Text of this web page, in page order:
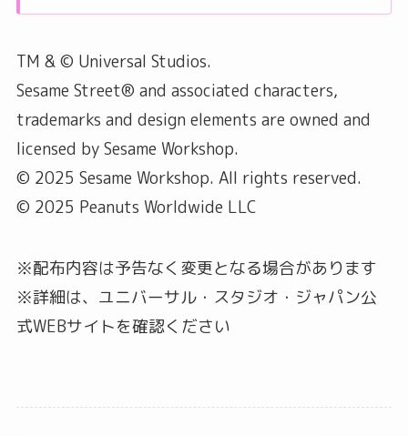
TM & © Universal Studios.
Sesame Street® and associated characters,
trademarks and design elements are owned and
licensed by Sesame Workshop.
© 2025 Sesame Workshop. All rights reserved.
© 2025 Peanuts Worldwide LLC
※配布内容は予告なく変更となる場合があります
※詳細は、ユニバーサル・スタジオ・ジャパン公
式WEBサイトを確認ください